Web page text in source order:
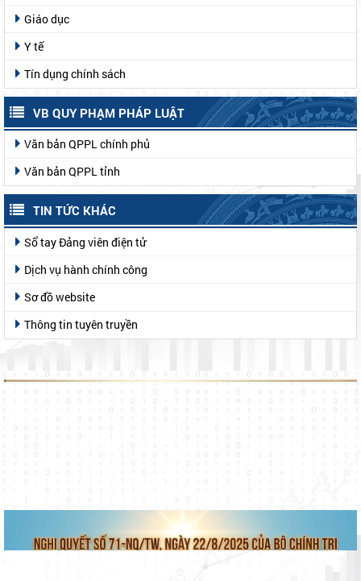
Giáo dục
Y tế
Tín dụng chính sách
VB QUY PHẠM PHÁP LUẬT
Văn bản QPPL chính phủ
Văn bản QPPL tỉnh
TIN TỨC KHÁC
Sổ tay Đảng viên điện tử
Dịch vụ hành chính công
Sơ đồ website
Thông tin tuyên truyền